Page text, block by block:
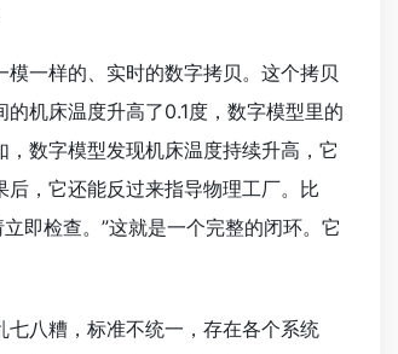
一样的、实时的数字拷贝。这个拷贝
机床温度升高了0.1度，数字模型里的
数字模型发现机床温度持续升高，它
，它还能反过来指导物理工厂。比
即检查。”这就是一个完整的闭环。它
八糟，标准不统一，存在各个系统